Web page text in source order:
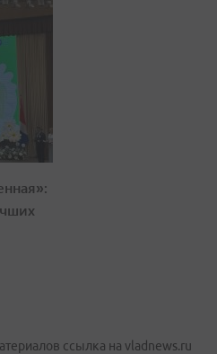
ссылка на vladnews.ru